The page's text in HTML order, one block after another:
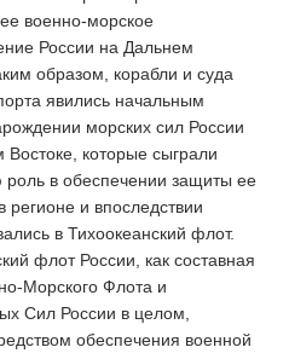
военно-морское
России на Дальнем
образом, корабли и суда
явились начальным
морских сил России
Востоке, которые сыграли
в обеспечении защиты ее
регионе и впоследствии
в Тихоокеанский флот.
флот России, как составная
Морского Флота и
Сил России в целом,
обеспечения военной